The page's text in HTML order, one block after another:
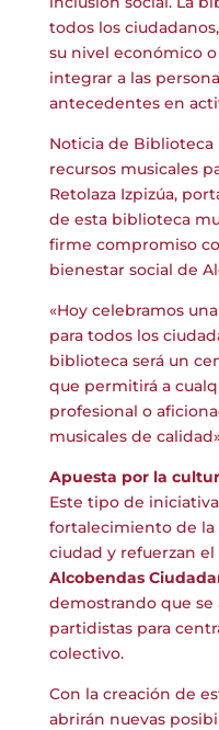
todos los
su nivel económico
integrar a las
antecedentes en
Noticia de Biblioteca
recursos musicales
Retolaza Izpizúa,
de esta biblioteca
firme compromiso
bienestar social de
«Hoy celebramos
para todos los
biblioteca será un
que permitirá a
profesional o
musicales de
Apuesta por la
Este tipo de
fortalecimiento de
ciudad y refuerzan
Alcobendas
demostrando que
partidistas para
colectivo.
Con la creación de
abrirán nuevas